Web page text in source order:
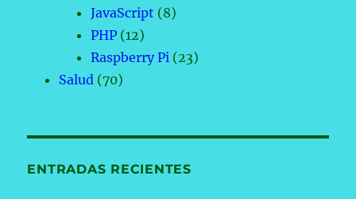
JavaScript (8)
PHP (12)
Raspberry Pi (23)
Salud (70)
ENTRADAS RECIENTES